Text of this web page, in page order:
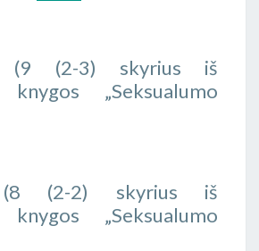
(9 (2-3) skyrius iš
knygos „Seksualumo
(8 (2-2) skyrius iš
knygos „Seksualumo